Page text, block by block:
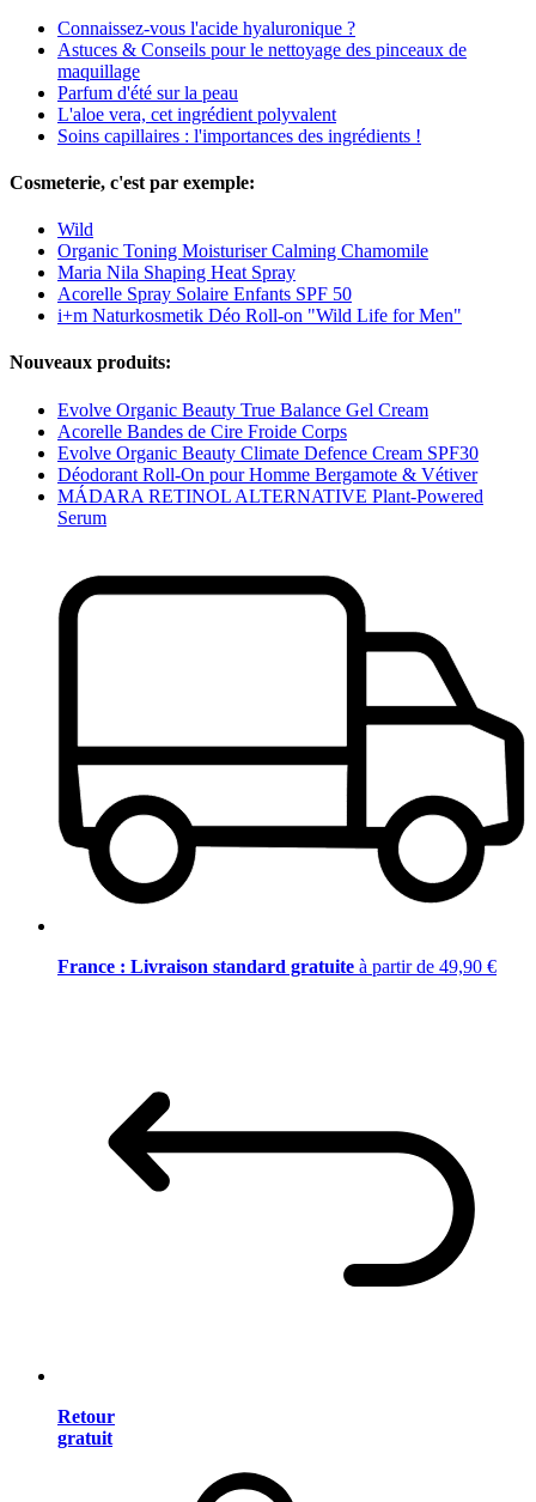
Connaissez-vous l'acide hyaluronique ?
Astuces & Conseils pour le nettoyage des pinceaux de
maquillage
Parfum d'été sur la peau
L'aloe vera, cet ingrédient polyvalent
Soins capillaires : l'importances des ingrédients !
Cosmeterie, c'est par exemple:
Wild
Organic Toning Moisturiser Calming Chamomile
Maria Nila Shaping Heat Spray
Acorelle Spray Solaire Enfants SPF 50
i+m Naturkosmetik Déo Roll-on "Wild Life for Men"
Nouveaux produits:
Evolve Organic Beauty True Balance Gel Cream
Acorelle Bandes de Cire Froide Corps
Evolve Organic Beauty Climate Defence Cream SPF30
Déodorant Roll-On pour Homme Bergamote & Vétiver
MÁDARA RETINOL ALTERNATIVE Plant-Powered
Serum
France : Livraison standard gratuite à partir de 49,90 €
Retour
gratuit